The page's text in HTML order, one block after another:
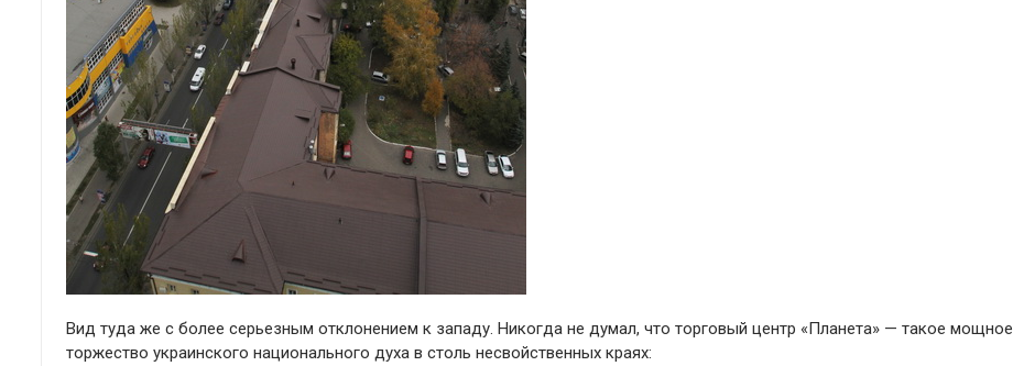
Вид туда же с более серьезным отклонением к западу. Никогда не думал, что торговый центр «Планета» — такое мощное
торжество украинского национального духа в столь несвойственных краях: